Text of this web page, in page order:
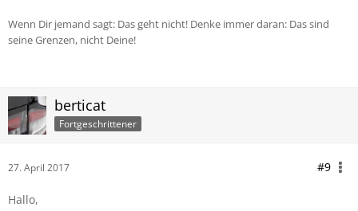
Wenn Dir jemand sagt: Das geht nicht! Denke immer daran: Das sind
seine Grenzen, nicht Deine!
berticat
Fortgeschrittener
27. April 2017 #9
Hallo,